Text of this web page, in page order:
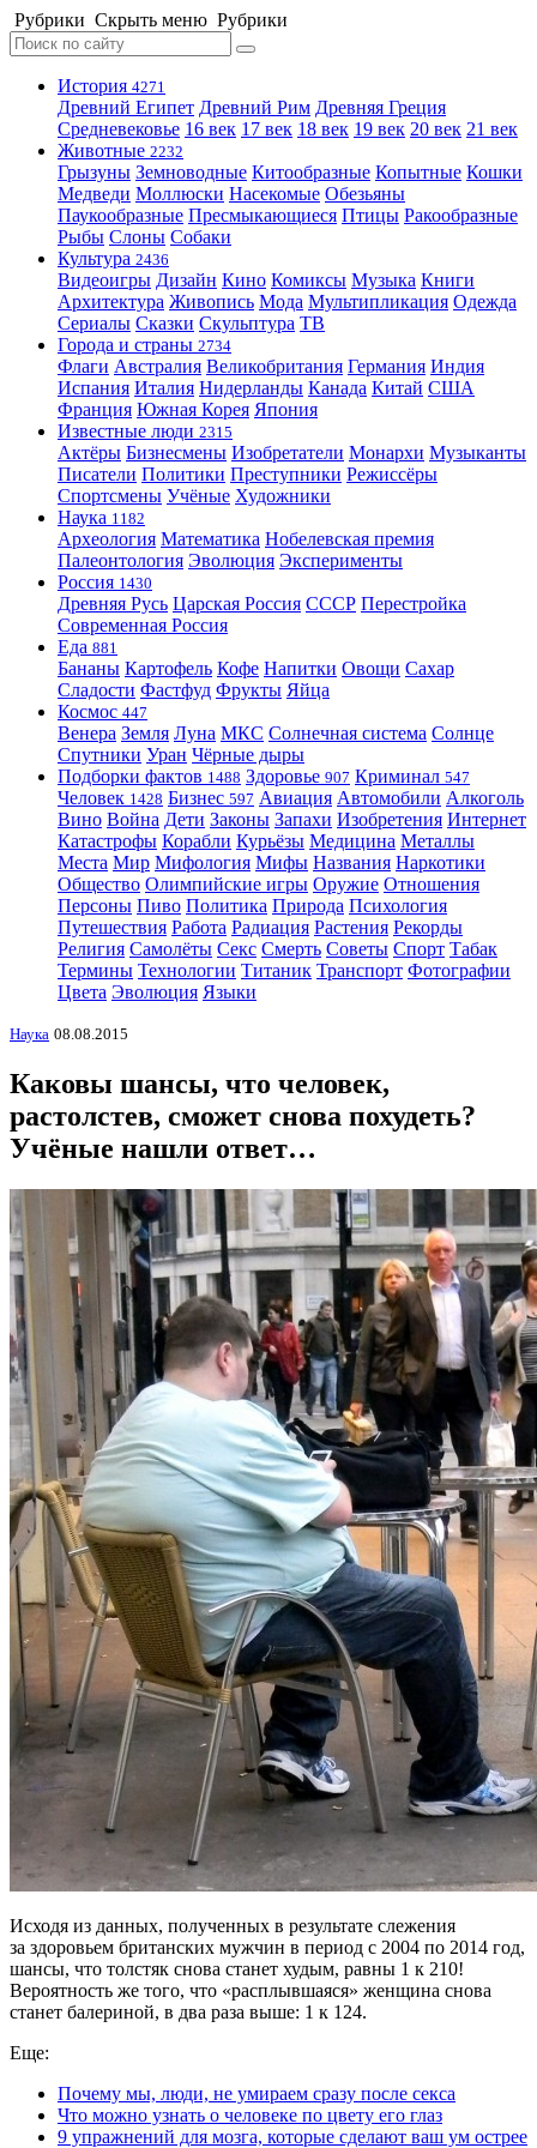
Рубрики Скрыть меню Рубрики
История 4271
Древний Египет Древний Рим Древняя Греция
Средневековье 16 век 17 век 18 век 19 век 20 век 21 век
Животные 2232
Грызуны Земноводные Китообразные Копытные Кошки
Медведи Моллюски Насекомые Обезьяны
Паукообразные Пресмыкающиеся Птицы Ракообразные
Рыбы Слоны Собаки
Культура 2436
Видеоигры Дизайн Кино Комиксы Музыка Книги
Архитектура Живопись Мода Мультипликация Одежда
Сериалы Сказки Скульптура ТВ
Города и страны 2734
Флаги Австралия Великобритания Германия Индия
Испания Италия Нидерланды Канада Китай США
Франция Южная Корея Япония
Известные люди 2315
Актёры Бизнесмены Изобретатели Монархи Музыканты
Писатели Политики Преступники Режиссёры
Спортсмены Учёные Художники
Наука 1182
Археология Математика Нобелевская премия
Палеонтология Эволюция Эксперименты
Россия 1430
Древняя Русь Царская Россия СССР Перестройка
Современная Россия
Еда 881
Бананы Картофель Кофе Напитки Овощи Сахар
Сладости Фастфуд Фрукты Яйца
Космос 447
Венера Земля Луна МКС Солнечная система Солнце
Спутники Уран Чёрные дыры
Подборки фактов 1488 Здоровье 907 Криминал 547
Человек 1428 Бизнес 597 Авиация Автомобили Алкоголь
Вино Война Дети Законы Запахи Изобретения Интернет
Катастрофы Корабли Курьёзы Медицина Металлы
Места Мир Мифология Мифы Названия Наркотики
Общество Олимпийские игры Оружие Отношения
Персоны Пиво Политика Природа Психология
Путешествия Работа Радиация Растения Рекорды
Религия Самолёты Секс Смерть Советы Спорт Табак
Термины Технологии Титаник Транспорт Фотографии
Цвета Эволюция Языки
Наука 08.08.2015
Каковы шансы, что человек,
растолстев, сможет снова похудеть?
Учёные нашли ответ…
Исходя из данных, полученных в результате слежения
за здоровьем британских мужчин в период с 2004 по 2014 год,
шансы, что толстяк снова станет худым, равны 1 к 210!
Вероятность же того, что «расплывшаяся» женщина снова
станет балериной, в два раза выше: 1 к 124.
Еще:
Почему мы, люди, не умираем сразу после секса
Что можно узнать о человеке по цвету его глаз
9 упражнений для мозга, которые сделают ваш ум острее